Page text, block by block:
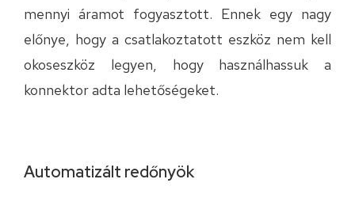
mennyi áramot fogyasztott. Ennek egy nagy
előnye, hogy a csatlakoztatott eszköz nem kell
okoseszköz legyen, hogy használhassuk a
konnektor adta lehetőségeket.
Automatizált redőnyök